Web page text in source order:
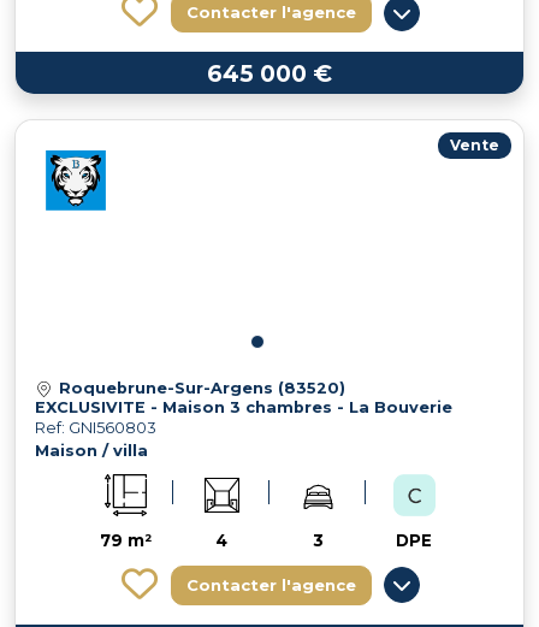
Contacter l'agence
645 000 €
Vente
Roquebrune-Sur-Argens (83520)
EXCLUSIVITE - Maison 3 chambres - La Bouverie
Ref: GNI560803
Maison / villa
79 m² 4 3 DPE
Contacter l'agence